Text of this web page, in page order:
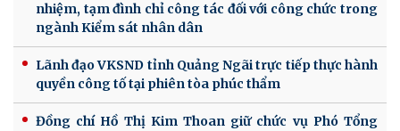
nhiệm, tạm đình chỉ công tác đối với công chức trong
ngành Kiểm sát nhân dân
Lãnh đạo VKSND tỉnh Quảng Ngãi trực tiếp thực hành
quyền công tố tại phiên tòa phúc thẩm
Đồng chí Hồ Thị Kim Thoan giữ chức vụ Phó Tổng